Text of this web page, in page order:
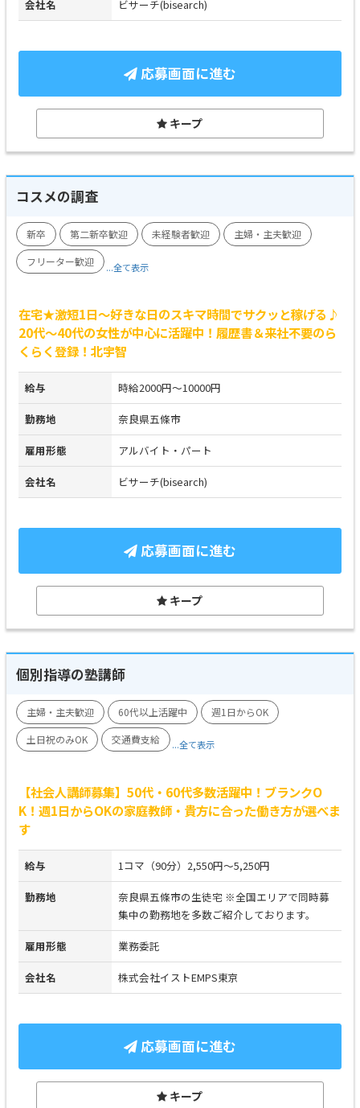
会社名 ビサーチ(bisearch)
応募画面に進む
キープ
コスメの調査
新卒 第二新卒歓迎 未経験者歓迎
主婦・主夫歓迎
フリーター歓迎
...全て表示
在宅★激短1日～好きな日のスキマ時間でサクッと稼げる♪
20代～40代の女性が中心に活躍中！履歴書＆来社不要のら
くらく登録！北宇智
給与 時給2000円～10000円
勤務地 奈良県五條市
雇用形態 アルバイト・パート
会社名 ビサーチ(bisearch)
応募画面に進む
キープ
個別指導の塾講師
主婦・主夫歓迎 60代以上活躍中
週1日からOK
土日祝のみOK
交通費支給 ...全て表示
【社会人講師募集】50代・60代多数活躍中！ブランクO
K！週1日からOKの家庭教師・貴方に合った働き方が選べま
す
給与 1コマ（90分）2,550円～5,250円
勤務地
奈良県五條市の生徒宅 ※全国エリアで同時募
集中の勤務地を多数ご紹介しております。
雇用形態 業務委託
会社名 株式会社イストEMPS東京
応募画面に進む
キープ